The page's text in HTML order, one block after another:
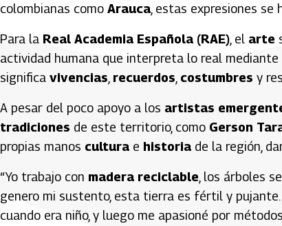
colombianas como Arauca , estas expresiones
Para la Real Academia Española (RAE) , el arte
actividad humana que interpreta lo real
significa vivencias recuerdos costumbres y
A pesar del poco apoyo a los artistas
tradiciones de este territorio, como Gerson
propias manos cultura e historia de la región,
“Yo trabajo con madera reciclable , los árboles
genero mi sustento, esta tierra es fértil y
cuando era niño, y luego me apasioné por